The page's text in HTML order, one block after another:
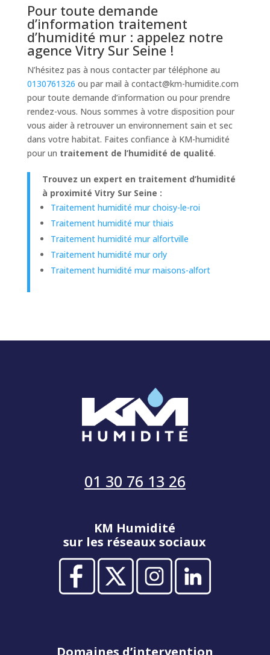
Pour toute demande
d’information traitement
d’humidité mur : appelez notre
agence Vitry Sur Seine !
N’hésitez pas à nous contacter par téléphone au
0130761326 ou par mail à contact@km-humidite.com
pour toute demande d’information ou pour prendre
rendez-vous. Nous sommes à votre disposition pour
vous aider à retrouver un environnement sain et sec
dans votre habitat. Faites confiance à KM-humidité
pour un traitement de l’humidité de qualité.
Trouvez un expert en traitement d’humidité
à proximité Vitry Sur Seine :
Traitement humidité mur choisy-le-roi
Traitement humidité mur thiais
Traitement humidité mur alfortville
Traitement humidité mur orly
Traitement humidité mur maisons-alfort
01 30 76 13 26
KM Humidité
sur les réseaux sociaux
Domaines d’intervention